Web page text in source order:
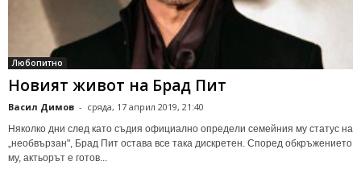
Любопитно
Новият живот на Брад Пит
Васил Димов - сряда, 17 април 2019, 21:40
Няколко дни след като съдия официално определи семейния му статус на
„необвързан", Брад Пит остава все така дискретен. Според обкръжението
му, актьорът е готов...